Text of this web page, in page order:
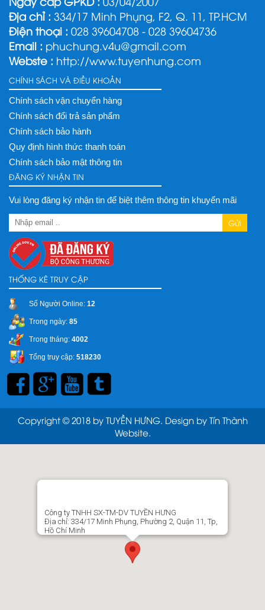
Địa chỉ : 334/17 Minh Phụng, F2, Q. 11, TP.HCM
Điện thoại : 028 39604708 - 028 39604736
Email : phuchung.v4u@gmail.com
Webste : http://www.tuyenhung.com
CHÍNH SÁCH VÀ ĐIỀU KHOẢN
Chính sách vận chuyển hàng
Chính sách đổi trả sản phẩm
Chính sách bảo hành
Quy định hình thức thanh toán
Chính sách bảo mật thông tin
ĐĂNG KÝ NHẬN TIN
Vui lòng đăng ký nhận tin để biệt thêm thông tin khuyến mãi
Gửi
THỐNG KÊ TRUY CẬP
Số Người Online: 12
Trong ngày: 85
Trong tháng: 4002
Tổng truy cập: 518230
Copyright © 2018 by TUYỀN HƯNG. Design by Tín Thành
Website.
Công ty TNHH SX-TM-DV TUYỀN HƯNG
Địa chỉ: 334/17 Minh Phụng, Phường 2, Quận 11, Tp,
Hồ Chí Minh